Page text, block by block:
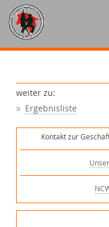
weiter zu:
Ergebnisliste
Kontakt zur